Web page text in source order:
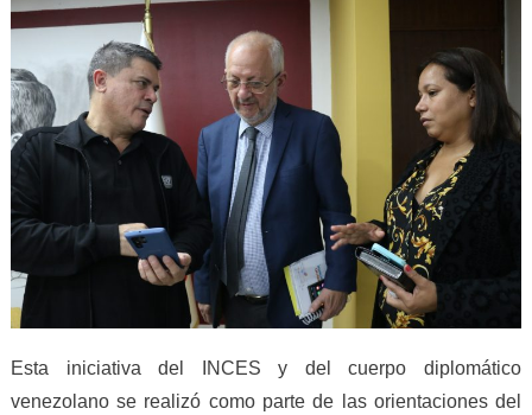
Esta iniciativa del INCES y del cuerpo diplomático
venezolano se realizó como parte de las orientaciones del